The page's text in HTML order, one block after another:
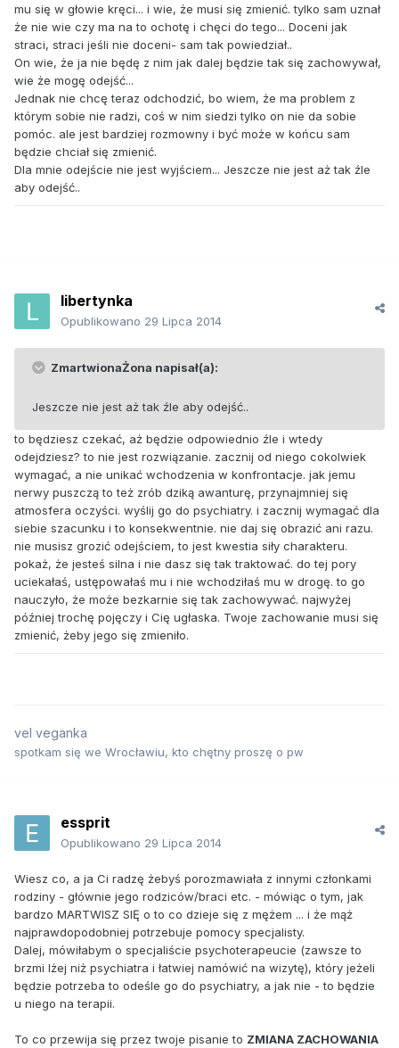
mu się w głowie kręci... i wie, że musi się zmienić. tylko sam uznał
że nie wie czy ma na to ochotę i chęci do tego... Doceni jak
straci, straci jeśli nie doceni- sam tak powiedział..
On wie, że ja nie będę z nim jak dalej będzie tak się zachowywał,
wie że mogę odejść...
Jednak nie chcę teraz odchodzić, bo wiem, że ma problem z
którym sobie nie radzi, coś w nim siedzi tylko on nie da sobie
pomóc. ale jest bardziej rozmowny i być może w końcu sam
będzie chciał się zmienić.
Dla mnie odejście nie jest wyjściem... Jeszcze nie jest aż tak źle
aby odejść..
libertynka
Opublikowano 29 Lipca 2014
ZmartwionaŻona napisał(a):
Jeszcze nie jest aż tak źle aby odejść..
to będziesz czekać, aż będzie odpowiednio źle i wtedy
odejdziesz? to nie jest rozwiązanie. zacznij od niego cokolwiek
wymagać, a nie unikać wchodzenia w konfrontacje. jak jemu
nerwy puszczą to też zrób dziką awanturę, przynajmniej się
atmosfera oczyści. wyślij go do psychiatry. i zacznij wymagać dla
siebie szacunku i to konsekwentnie. nie daj się obrazić ani razu.
nie musisz grozić odejściem, to jest kwestia siły charakteru.
pokaż, że jesteś silna i nie dasz się tak traktować. do tej pory
uciekałaś, ustępowałaś mu i nie wchodziłaś mu w drogę. to go
nauczyło, że może bezkarnie się tak zachowywać. najwyżej
później trochę pojęczy i Cię ugłaska. Twoje zachowanie musi się
zmienić, żeby jego się zmieniło.
vel veganka
spotkam się we Wrocławiu, kto chętny proszę o pw
essprit
Opublikowano 29 Lipca 2014
Wiesz co, a ja Ci radzę żebyś porozmawiała z innymi członkami
rodziny - głównie jego rodziców/braci etc. - mówiąc o tym, jak
bardzo MARTWISZ SIĘ o to co dzieje się z mężem ... i że mąż
najprawdopodobniej potrzebuje pomocy specjalisty.
Dalej, mówiłabym o specjaliście psychoterapeucie (zawsze to
brzmi lżej niż psychiatra i łatwiej namówić na wizytę), który jeżeli
będzie potrzeba to odeśle go do psychiatry, a jak nie - to będzie
u niego na terapii.
To co przewija się przez twoje pisanie to ZMIANA ZACHOWANIA